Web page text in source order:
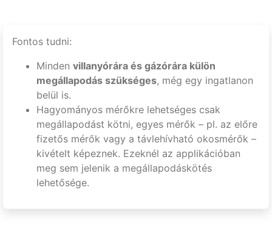
Fontos tudni:
Minden villanyórára és gázórára külön
megállapodás szükséges, még egy ingatlanon
belül is.
Hagyományos mérőkre lehetséges csak
megállapodást kötni, egyes mérők – pl. az előre
fizetős mérők vagy a távlehívható okosmérők –
kivételt képeznek. Ezeknél az applikációban
meg sem jelenik a megállapodáskötés
lehetősége.